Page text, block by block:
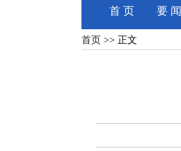
首 页 要 闻
首页 >> 正文